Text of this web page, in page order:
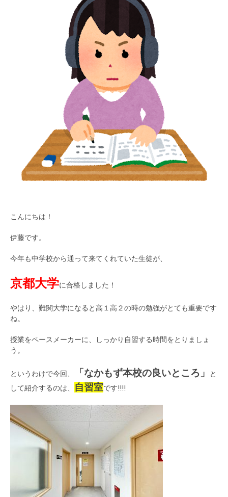
こんにちは！
伊藤です。
今年も中学校から通って来てくれていた生徒が、
京都大学に合格しました！
やはり、難関大学になると高１高２の時の勉強がとても重要です
ね。
授業をペースメーカーに、しっかり自習する時間をとりましょ
う。
というわけで今回、 「なかもず本校の良いところ」
と
して紹介するのは、
自習室です!!!!